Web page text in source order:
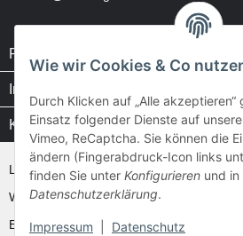
Rechtliches
Informationen
Kataloge / Videos
Layher Videos und Downloads
WAKÜ
Ernst
Wie wir Cookies & Co
Durch Klicken auf „Alle
Einsatz folgender Dienste auf
Vimeo, ReCaptcha. Sie können die
ändern (Fingerabdruck-Icon links
finden Sie unter Konfigurieren und in
Datenschutzerklärung.
Impressum Datenschutz